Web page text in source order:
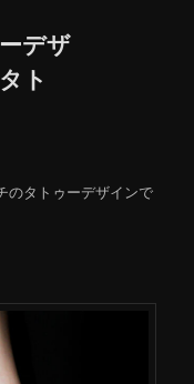
デザ
ト
のタトゥーデザインで